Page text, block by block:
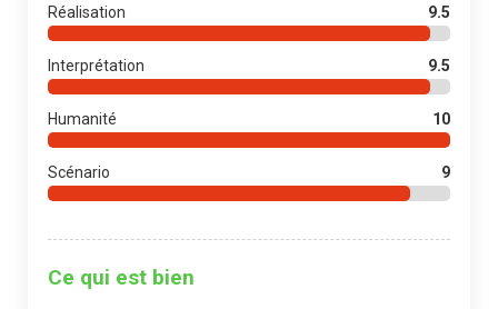
Réalisation 9.5
Interprétation 9.5
Humanité 10
Scénario 9
Ce qui est bien